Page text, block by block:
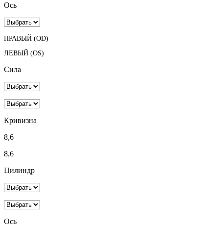
Ось
ПРАВЫЙ (OD)
ЛЕВЫЙ (OS)
Сила
Кривизна
8,6
8,6
Цилиндр
Ось